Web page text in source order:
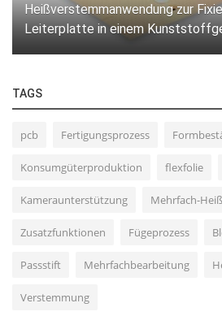
Optimierung der Pin-Dom-
Komponenten.
TAGS
pcb Fertigungsprozess
Konsumgüterproduktion flexfolie
Kameraunterstützung Mehrfach-
Zusatzfunktionen Fügeprozess
Passstift Mehrfachbearbeitung
Verstemmung